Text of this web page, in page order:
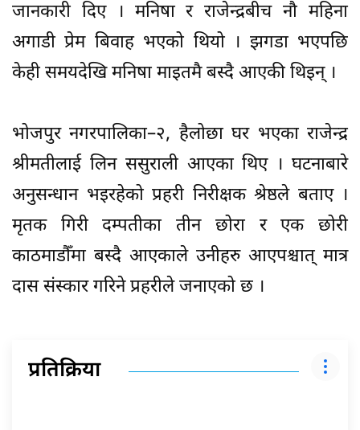
जानकारी दिए । मनिषा र राजेन्द्रबीच नौ महिना
अगाडी प्रेम बिवाह भएको थियो । झगडा भएपछि
केही समयदेखि मनिषा माइतमै बस्दै आएकी थिइन् ।
भोजपुर नगरपालिका–२, हैलोछा घर भएका राजेन्द्र
श्रीमतीलाई लिन ससुराली आएका थिए । घटनाबारे
अनुसन्धान भइरहेको प्रहरी निरीक्षक श्रेष्ठले बताए ।
मृतक गिरी दम्पतीका तीन छोरा र एक छोरी
काठमाडौँमा बस्दै आएकाले उनीहरु आएपश्चात् मात्र
दास संस्कार गरिने प्रहरीले जनाएको छ ।
प्रतिक्रिया